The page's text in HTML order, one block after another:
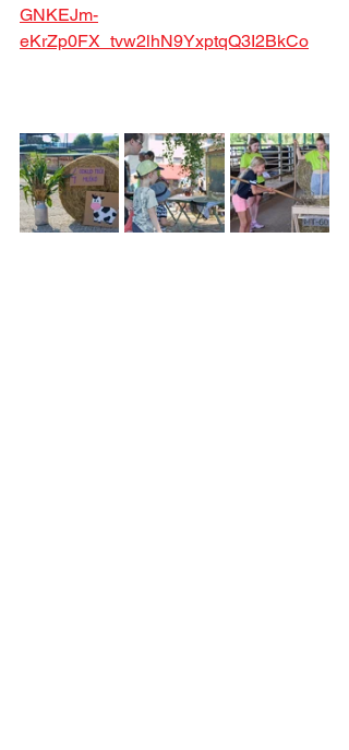
GNKEJm-
eKrZp0FX_tvw2lhN9YxptqQ3I2BkCo